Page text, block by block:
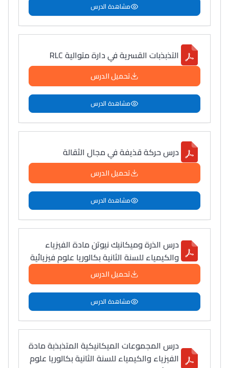
مشاهدة الدرس
التذبذبات القسرية في دارة متوالية RLC
تحميل الدرس
مشاهدة الدرس
درس حركة قذيفة في مجال الثقالة
تحميل الدرس
مشاهدة الدرس
درس الذرة وميكانيك نيوتن مادة الفيزياء
والكيمياء للسنة الثانية بكالوريا علوم فيزيائية
تحميل الدرس
مشاهدة الدرس
درس المجموعات الميكانيكية المتذبذبة مادة
الفيزياء والكيمياء للسنة الثانية بكالوريا علوم